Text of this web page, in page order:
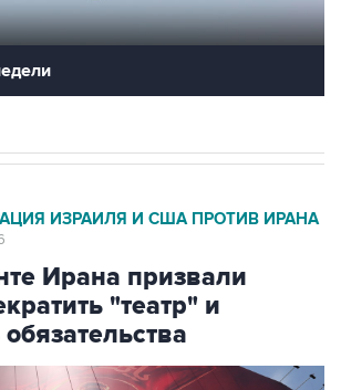
ИЗРАИЛЯ И США ПРОТИВ ИРАНА
Ирана призвали
"театр" и